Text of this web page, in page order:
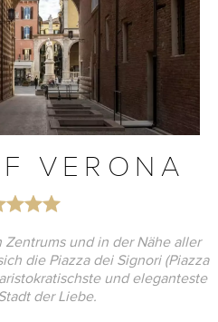
VERONA
und in der Nähe aller
die Piazza dei Signori (Piazza
und eleganteste
der Liebe.